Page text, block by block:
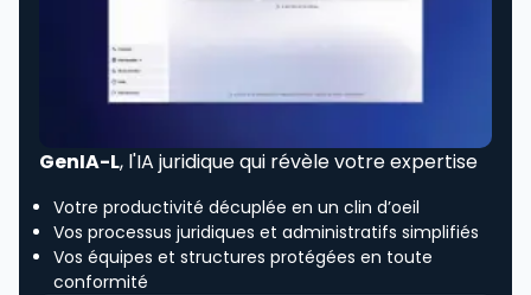
GenIA-L, l'IA juridique qui révèle votre expertise
Votre productivité décuplée en un clin d’oeil
Vos processus juridiques et administratifs simplifiés
Vos équipes et structures protégées en toute
conformité